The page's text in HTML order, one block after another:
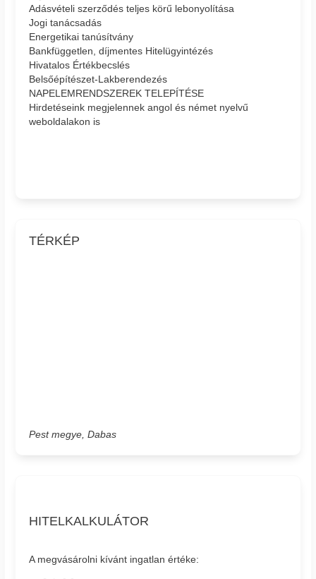
Adásvételi szerződés teljes körű lebonyolítása
Jogi tanácsadás
Energetikai tanúsítvány
Bankfüggetlen, díjmentes Hitelügyintézés
Hivatalos Értékbecslés
Belsőépítészet-Lakberendezés
NAPELEMRENDSZEREK TELEPÍTÉSE
Hirdetéseink megjelennek angol és német nyelvű
weboldalakon is
TÉRKÉP
Pest megye, Dabas
HITELKALKULÁTOR
A megvásárolni kívánt ingatlan értéke: